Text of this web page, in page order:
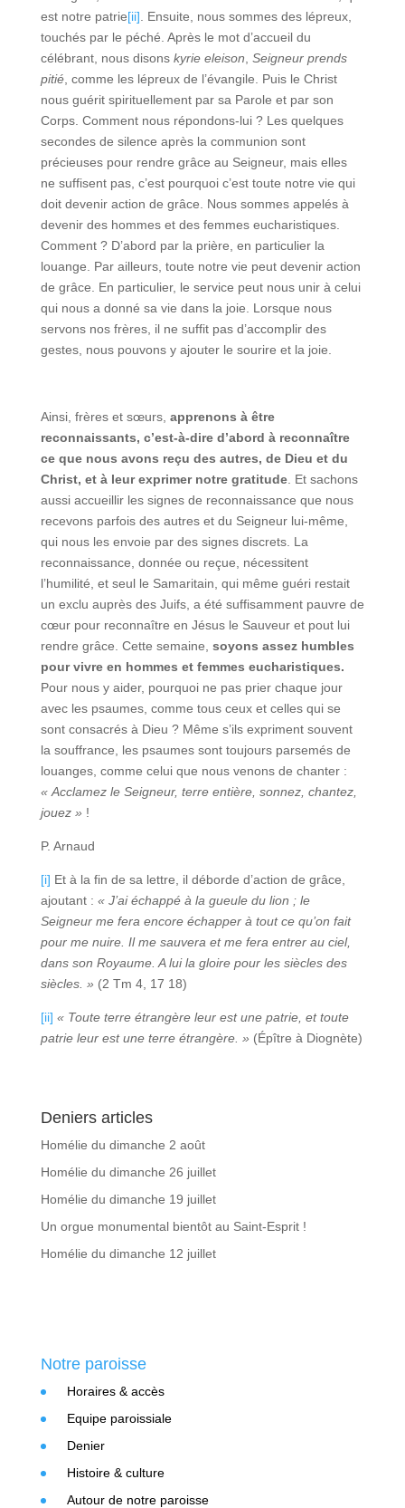
est notre patrie[ii] . Ensuite, nous sommes des lépreux,
touchés par le péché. Après le mot d’accueil du
célébrant, nous disons kyrie eleison Seigneur prends
pitié, comme les lépreux de l’évangile. Puis le Christ
nous guérit spirituellement par sa Parole et par son
Corps. Comment nous répondons-lui ? Les quelques
secondes de silence après la communion sont
précieuses pour rendre grâce au Seigneur, mais elles
ne suffisent pas, c’est pourquoi c’est toute notre vie qui
doit devenir action de grâce. Nous sommes appelés à
devenir des hommes et des femmes eucharistiques.
Comment ? D’abord par la prière, en particulier la
louange. Par ailleurs, toute notre vie peut devenir action
de grâce. En particulier, le service peut nous unir à celui
qui nous a donné sa vie dans la joie. Lorsque nous
servons nos frères, il ne suffit pas d’accomplir des
gestes, nous pouvons y ajouter le sourire et la joie.
Ainsi, frères et sœurs, apprenons à être
reconnaissants, c’est-à-dire d’abord à reconnaître
ce que nous avons reçu des autres, de Dieu et du
Christ, et à leur exprimer notre gratitude. Et sachons
aussi accueillir les signes de reconnaissance que nous
recevons parfois des autres et du Seigneur lui-même,
qui nous les envoie par des signes discrets. La
reconnaissance, donnée ou reçue, nécessitent
l’humilité, et seul le Samaritain, qui même guéri restait
un exclu auprès des Juifs, a été suffisamment pauvre de
cœur pour reconnaître en Jésus le Sauveur et pout lui
rendre grâce. Cette semaine, soyons assez humbles
pour vivre en hommes et femmes eucharistiques.
Pour nous y aider, pourquoi ne pas prier chaque jour
avec les psaumes, comme tous ceux et celles qui se
sont consacrés à Dieu ? Même s’ils expriment souvent
la souffrance, les psaumes sont toujours parsemés de
louanges, comme celui que nous venons de chanter :
« Acclamez le Seigneur, terre entière, sonnez, chantez,
jouez » !
P. Arnaud
[i] Et à la fin de sa lettre, il déborde d’action de grâce,
ajoutant : « J’ai échappé à la gueule du lion ; le
Seigneur me fera encore échapper à tout ce qu’on fait
pour me nuire. Il me sauvera et me fera entrer au ciel,
dans son Royaume. A lui la gloire pour les siècles des
siècles. » (2 Tm 4, 17 18)
[ii] « Toute terre étrangère leur est une patrie, et toute
patrie leur est une terre étrangère. » (Épître à Diognète)
Deniers articles
Homélie du dimanche 2 août
Homélie du dimanche 26 juillet
Homélie du dimanche 19 juillet
Un orgue monumental bientôt au Saint-Esprit !
Homélie du dimanche 12 juillet
Notre paroisse
Horaires & accès
Equipe paroissiale
Denier
Histoire & culture
Autour de notre paroisse